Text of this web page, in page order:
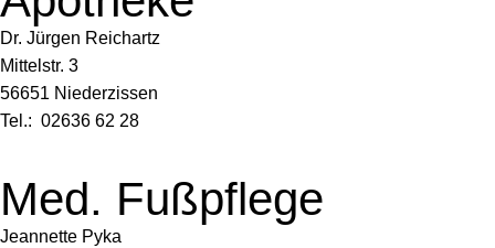
Dr. Jürgen Reichartz
Mittelstr. 3
56651 Niederzissen
Tel.: 02636 62 28
Med. Fußpflege
Jeannette Pyka